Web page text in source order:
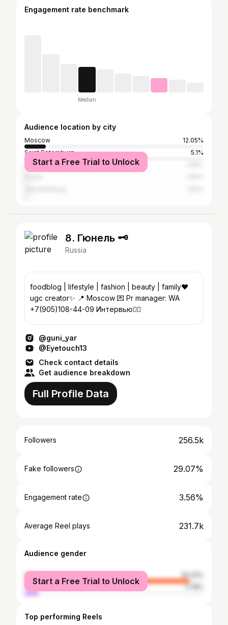
Engagement rate benchmark
Median
Audience location by city
Moscow
12.05%
Saint Petersburg
5.1%
Rostov-on-Don
Start a Free Trial to Unlock
8. Гюнель 🗝
Russia
foodblog | lifestyle | fashion | beauty | family❤️
ugc creator✨ 📍 Моscow 💌 Pr manager: WA
+7(905)108-44-09 Интервью👇🏻
@guni_yar
@Eyetouch13
Check contact details
Get audience breakdown
Full Profile Data
Followers 256.5k
Fake followers 29.07%
Engagement rate 3.56%
Average Reel plays 231.7k
Audience gender
female
92.22%
male
7.78%
Start a Free Trial to Unlock
Top performing Reels